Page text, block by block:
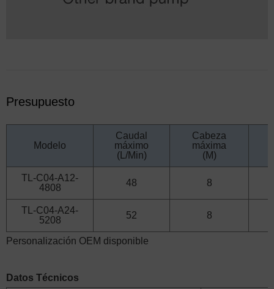
Presupuesto
Modelo
Caudal
máximo
(L/Min)
Cabeza
máxima
(M)
TL-C04-A12-
4808
48 8
TL-C04-A24-
5208
52 8
Personalización OEM disponible
Datos Técnicos